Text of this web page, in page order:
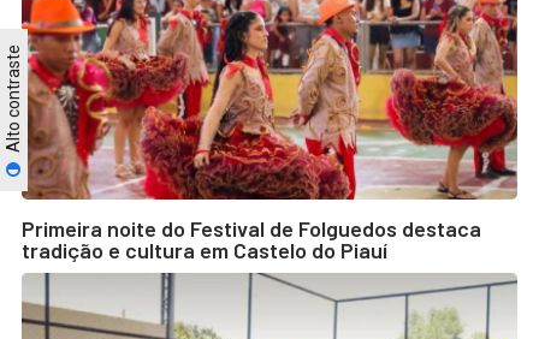
Alto contraste
Primeira noite do Festival de Folguedos destaca
tradição e cultura em Castelo do Piauí